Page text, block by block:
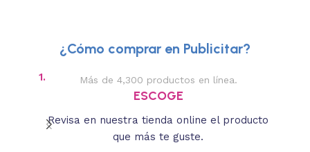
¿Cómo comprar en Publicitar?
1. Más de 4,300 productos en línea.
ESCOGE
Revisa en nuestra tienda online el producto
que más te guste.